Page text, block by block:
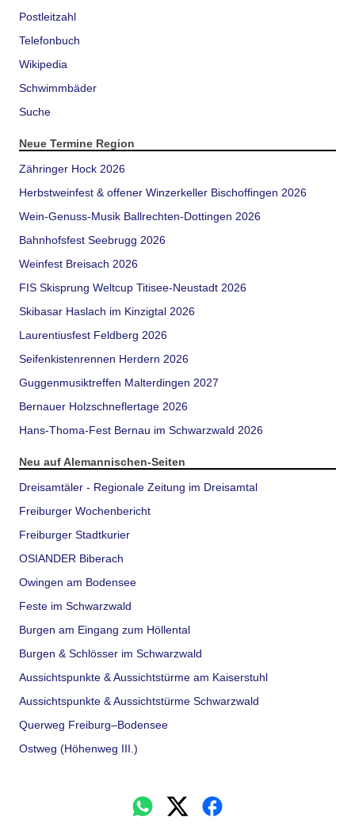
Postleitzahl
Telefonbuch
Wikipedia
Schwimmbäder
Suche
Neue Termine Region
Zähringer Hock 2026
Herbstweinfest & offener Winzerkeller Bischoffingen 2026
Wein-Genuss-Musik Ballrechten-Dottingen 2026
Bahnhofsfest Seebrugg 2026
Weinfest Breisach 2026
FIS Skisprung Weltcup Titisee-Neustadt 2026
Skibasar Haslach im Kinzigtal 2026
Laurentiusfest Feldberg 2026
Seifenkistenrennen Herdern 2026
Guggenmusiktreffen Malterdingen 2027
Bernauer Holzschneflertage 2026
Hans-Thoma-Fest Bernau im Schwarzwald 2026
Neu auf Alemannischen-Seiten
Dreisamtäler - Regionale Zeitung im Dreisamtal
Freiburger Wochenbericht
Freiburger Stadtkurier
OSIANDER Biberach
Owingen am Bodensee
Feste im Schwarzwald
Burgen am Eingang zum Höllental
Burgen & Schlösser im Schwarzwald
Aussichtspunkte & Aussichtstürme am Kaiserstuhl
Aussichtspunkte & Aussichtstürme Schwarzwald
Querweg Freiburg–Bodensee
Ostweg (Höhenweg III.)